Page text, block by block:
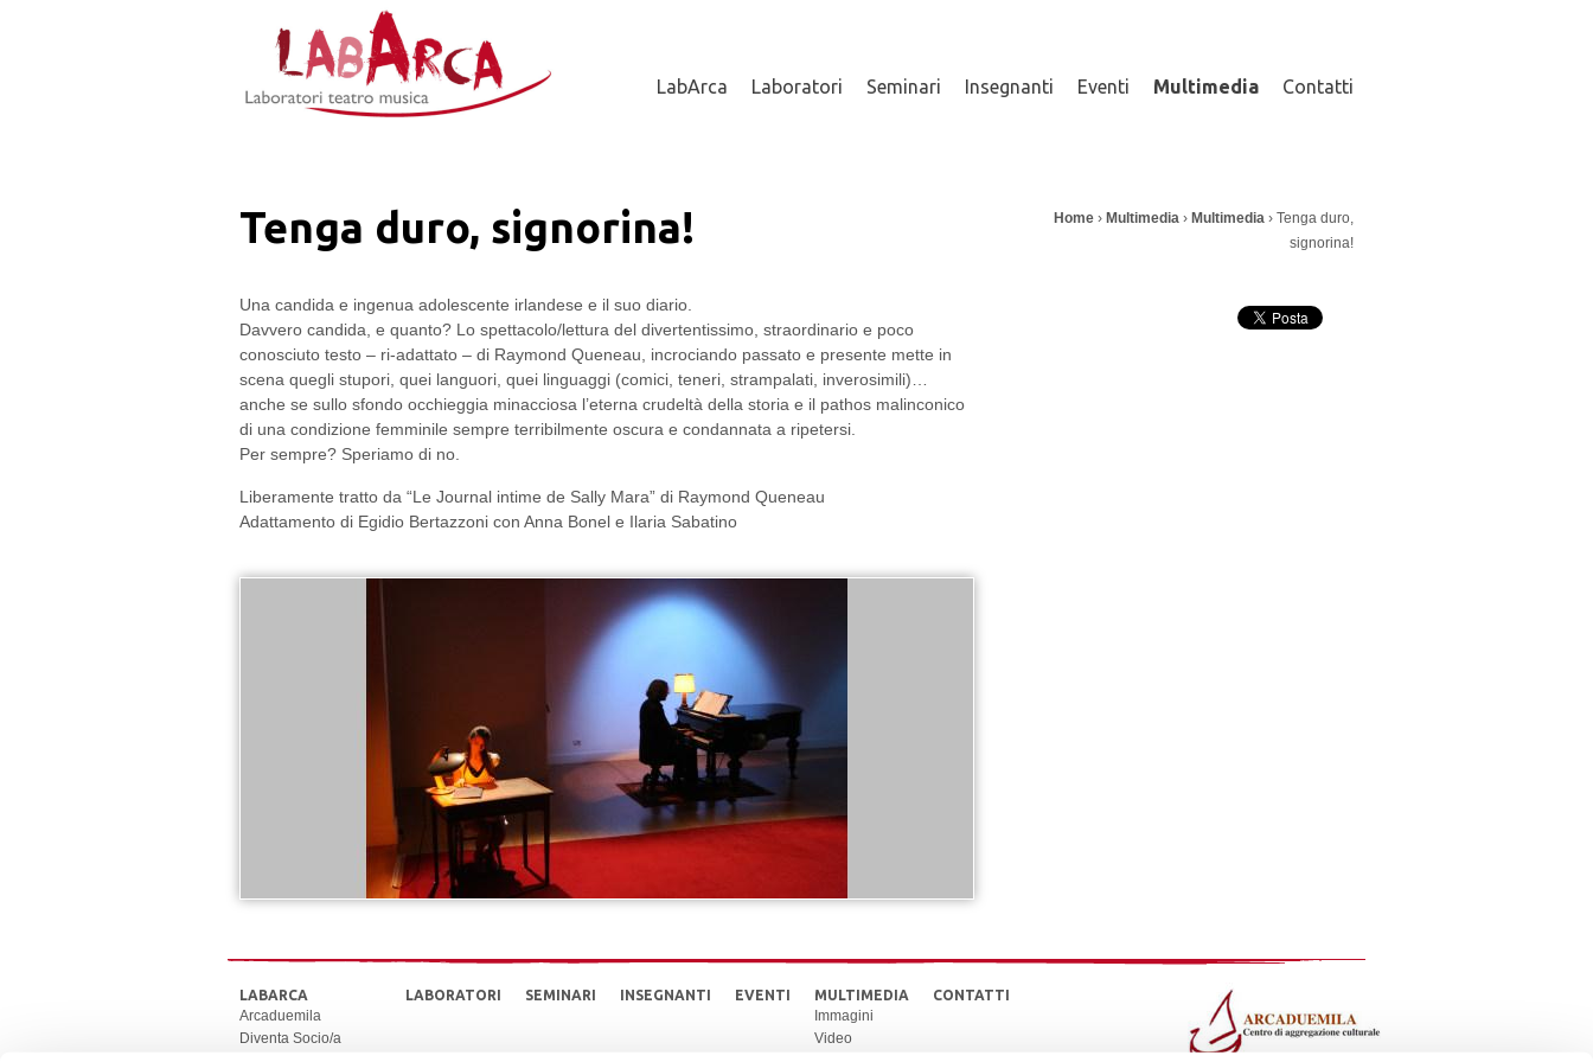
LabArca Laboratori Seminari Insegnanti Eventi Multimedia Contatti
Tenga duro, signorina! TU SEI QUIHome › Multimedia › Multimedia › Tenga duro,
signorina!
Una candida e ingenua adolescente irlandese e il suo diario.
Davvero candida, e quanto? Lo spettacolo/lettura del divertentissimo, straordinario e poco
conosciuto testo – ri-adattato – di Raymond Queneau, incrociando passato e presente mette in
scena quegli stupori, quei languori, quei linguaggi (comici, teneri, strampalati, inverosimili)…
anche se sullo sfondo occhieggia minacciosa l’eterna crudeltà della storia e il pathos malinconico
di una condizione femminile sempre terribilmente oscura e condannata a ripetersi.
Per sempre? Speriamo di no.
Liberamente tratto da “Le Journal intime de Sally Mara” di Raymond Queneau
Adattamento di Egidio Bertazzoni con Anna Bonel e Ilaria Sabatino
LABARCA
Arcaduemila
Diventa Socio/a
LABORATORI SEMINARI INSEGNANTI EVENTI MULTIMEDIA
Immagini
Video
CONTATTI